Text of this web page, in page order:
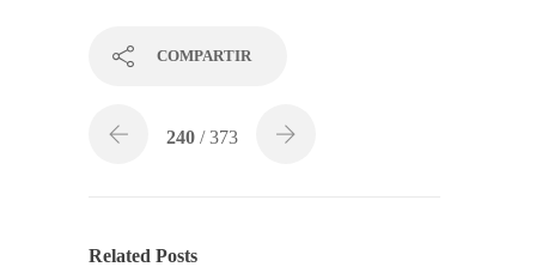
COMPARTIR
240 / 373
Related Posts